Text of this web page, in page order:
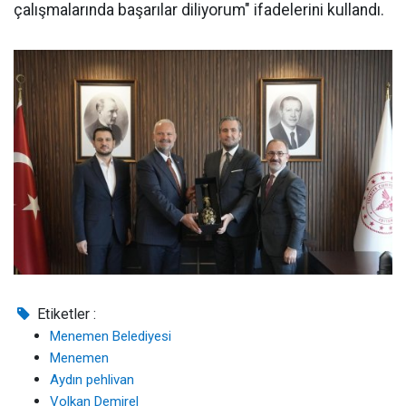
çalışmalarında başarılar diliyorum" ifadelerini kullandı.
Etiketler :
Menemen Belediyesi
Menemen
Aydın pehlivan
Volkan Demirel